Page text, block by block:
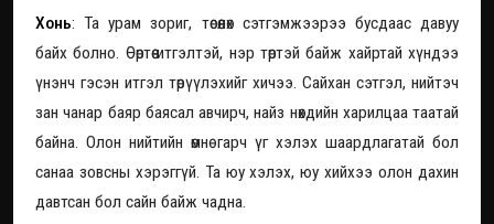
Хонь: Та урам зориг, төсөөлөх сэтгэмжээрээ бусдаас давуу
байх болно. Өөртөө итгэлтэй, нэр төртэй байж хайртай хүндээ
үнэнч гэсэн итгэл төрүүлэхийг хичээ. Сайхан сэтгэл, нийтэч
зан чанар баяр баясал авчирч, найз нөхдийн харилцаа таатай
байна. Олон нийтийн өмнө гарч үг хэлэх шаардлагатай бол
санаа зовсны хэрэггүй. Та юу хэлэх, юу хийхээ олон дахин
давтсан бол сайн байж чадна.